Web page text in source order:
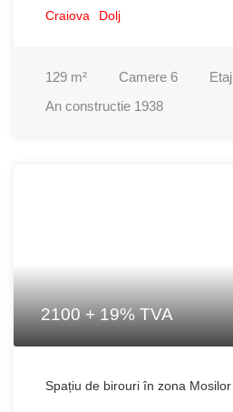
Craiova Dolj
129 m² Camere 6 Etaj
An constructie 1938
2100 + 19% TVA
Spațiu de birouri în zona Mosilor